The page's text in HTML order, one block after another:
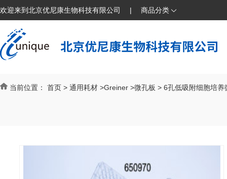
欢迎来到北京优尼康生物科技有限公司 | 商品分类
当前位置： 首页 > 通用耗材 >Greiner >微孔板 > 6孔低吸附细胞培养